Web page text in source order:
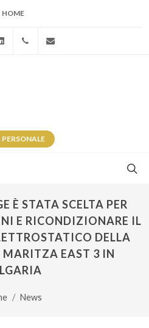
HOME
Linkedin+39 345 281 0246
PERSONALE
È STATA SCELTA PER
E RICONDIZIONARE IL
DELLA
MARITZA EAST 3 IN
News